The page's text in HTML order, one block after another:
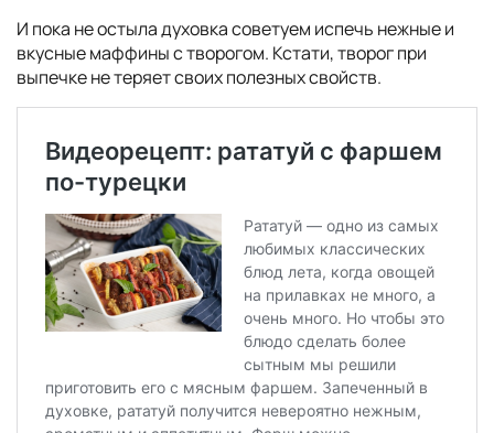
И пока не остыла духовка советуем испечь нежные и
вкусные маффины с творогом. Кстати, творог при
выпечке не теряет своих полезных свойств.